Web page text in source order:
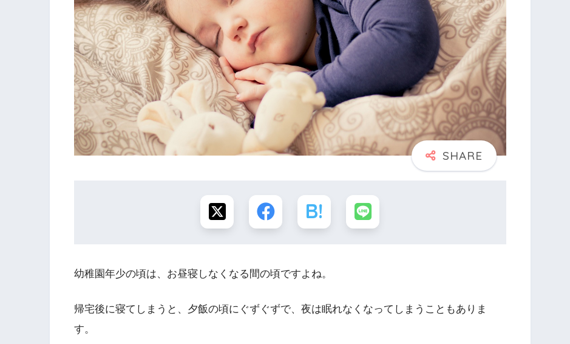
幼稚園年少の頃は、お昼寝しなくなる間の頃ですよね。
帰宅後に寝てしまうと、夕飯の頃にぐずぐずで、夜は眠れなくなってしまうこともありま
す。